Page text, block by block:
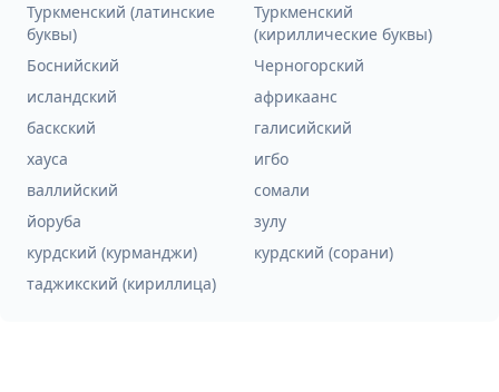
Туркменский (латинские
буквы)
Туркменский
(кириллические буквы)
Боснийский
Черногорский
исландский
африкаанс
баскский
галисийский
хауса
игбо
валлийский
сомали
йоруба
зулу
курдский (курманджи)
курдский (сорани)
таджикский (кириллица)